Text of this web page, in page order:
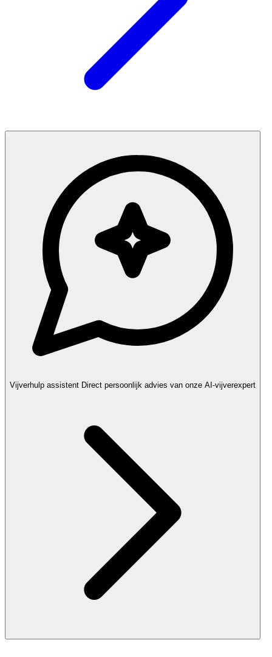
Vijverhulp assistent Direct persoonlijk advies van onze AI-vijverexpert